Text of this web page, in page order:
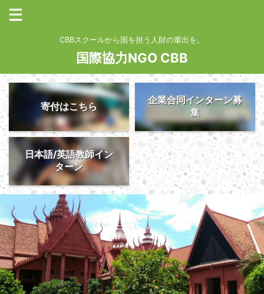
CBBスクールから国を担う人財の輩出を。
国際協力NGO CBB
寄付はこちら
企業合同インターン募
集
日本語/英語教師イン
ターン